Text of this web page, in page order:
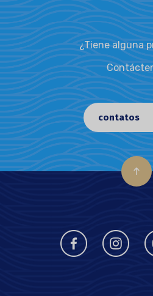
¿Tiene alguna
contatos